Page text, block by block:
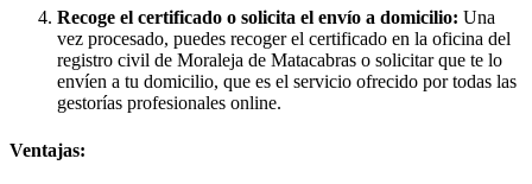
Recoge el certificado o solicita el envío a domicilio: Una
vez procesado, puedes recoger el certificado en la oficina del
registro civil de Moraleja de Matacabras o solicitar que te lo
envíen a tu domicilio, que es el servicio ofrecido por todas las
gestorías profesionales online.
Ventajas: